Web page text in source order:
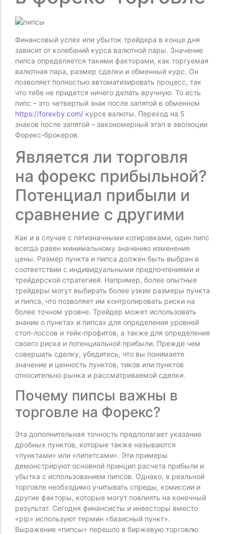
Финансовый успех или убыток трейдера в конце дня
зависит от колебаний курса валютной пары. Значение
пипса определяется такими факторами, как торгуемая
валютная пара, размер сделки и обменный курс. Он
позволяет полностью автоматизировать процесс, так
что тебе не придется ничего делать вручную. То есть
пипс – это четвертый знак после запятой в обменном
https://forexby.com/ курсе валюты. Переход на 5
знаков после запятой – закономерный этап в эволюции
Форекс-брокеров.
Является ли торговля
на форекс прибыльной?
Потенциал прибыли и
сравнение с другими
Как и в случае с пятизначными котировками, один пипс
всегда равен минимальному значению изменения
цены. Размер пункта и пипса должен быть выбран в
соответствии с индивидуальными предпочтениями и
трейдерской стратегией. Например, более опытные
трейдеры могут выбирать более узкие размеры пункта
и пипса, что позволяет им контролировать риски на
более точном уровне. Трейдер может использовать
знание о пунктах и пипсах для определения уровней
стоп-лоссов и тейк-профитов, а также для определения
своего риска и потенциальной прибыли. Прежде чем
совершать сделку, убедитесь, что вы понимаете
значение и ценность пунктов, тиков или пунктов
относительно рынка и рассматриваемой сделки.
Почему пипсы важны в
торговле на Форекс?
Эта дополнительная точность предполагает указание
дробных пунктов, которые также называются
«пунктами» или «пипетсами». Эти примеры
демонстрируют основной принцип расчета прибыли и
убытка с использованием пипсов. Однако, в реальной
торговле необходимо учитывать спреды, комиссии и
другие факторы, которые могут повлиять на конечный
результат. Сегодня финансисты и инвесторы вместо
«pip» используют термин «базисный пункт».
Выражение «пипсы» перешло в биржевую торговлю